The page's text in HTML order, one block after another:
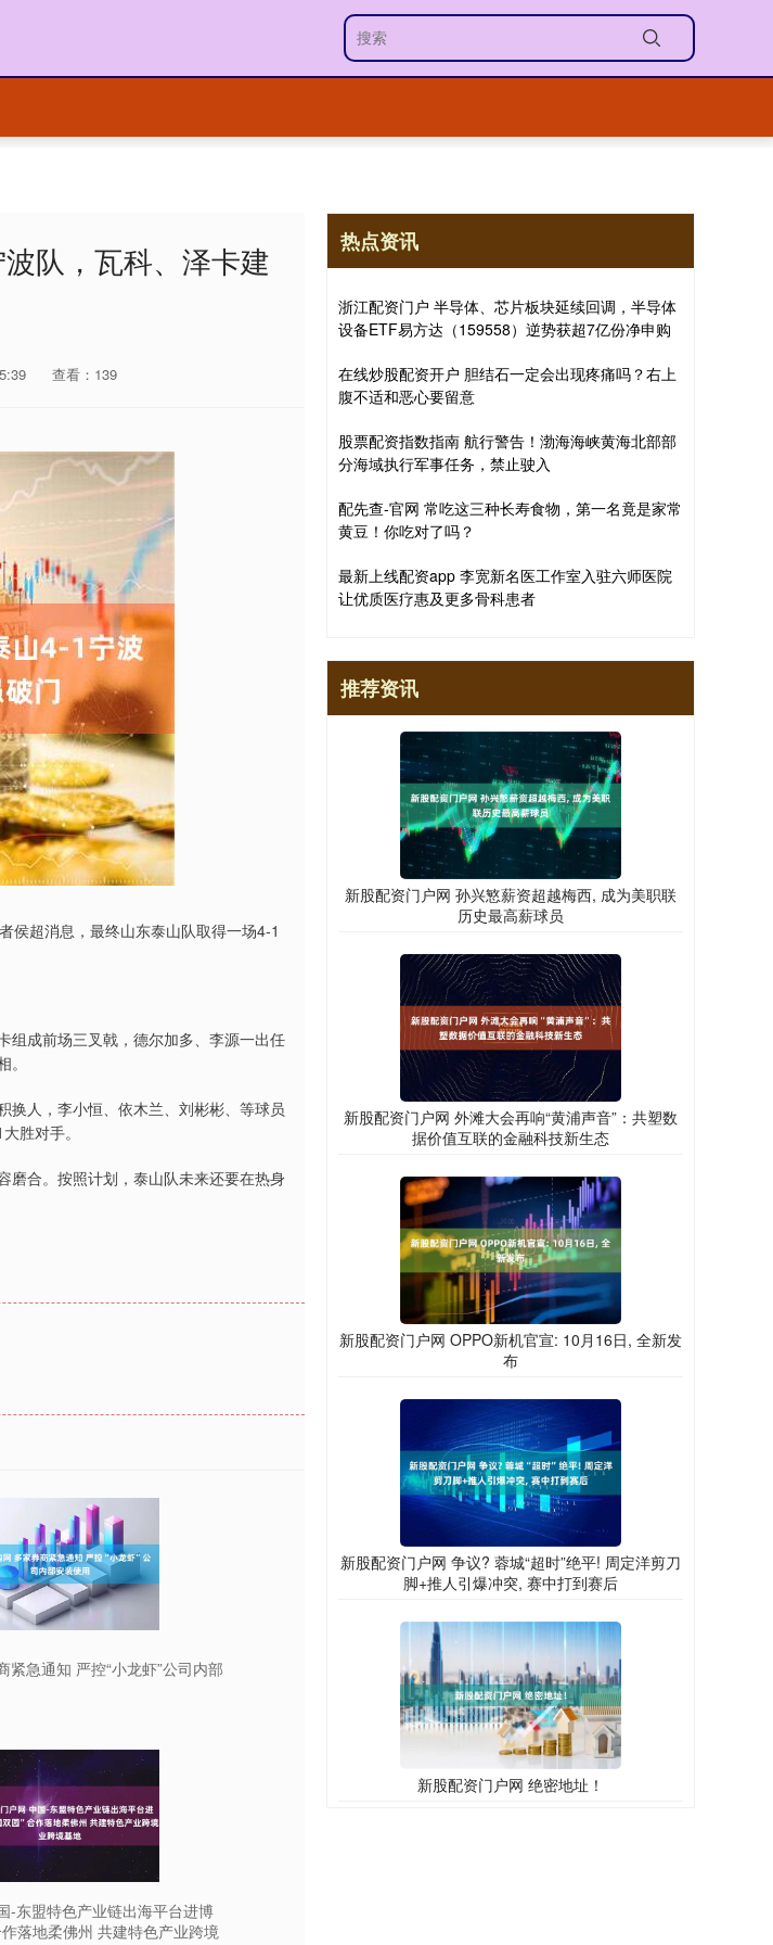
队，瓦科、泽卡建
查看：139
侯超消息，最终山东泰山队取得一场4-1
组成前场三叉戟，德尔加多、李源一出任
换人，李小恒、依木兰、刘彬彬、等球员
胜对手。
磨合。按照计划，泰山队未来还要在热身
紧急通知 严控“小龙虾”公司内部
-东盟特色产业链出海平台进博
落地柔佛州 共建特色产业跨境
热点资讯
浙江配资门户 半导体、芯片板块延续回调，半导体
设备ETF易方达（159558）逆势获超7亿份净申购
在线炒股配资开户 胆结石一定会出现疼痛吗？右上
腹不适和恶心要留意
股票配资指数指南 航行警告！渤海海峡黄海北部部
分海域执行军事任务，禁止驶入
配先查-官网 常吃这三种长寿食物，第一名竟是家常
黄豆！你吃对了吗？
最新上线配资app 李宽新名医工作室入驻六师医院
让优质医疗惠及更多骨科患者
推荐资讯
新股配资门户网 孙兴慜薪资超越梅西, 成为美职联
历史最高薪球员
新股配资门户网 外滩大会再响“黄浦声音”：共塑数
据价值互联的金融科技新生态
新股配资门户网 OPPO新机官宣: 10月16日, 全新发
布
新股配资门户网 争议? 蓉城“超时”绝平! 周定洋剪刀
脚+推人引爆冲突, 赛中打到赛后
新股配资门户网 绝密地址！